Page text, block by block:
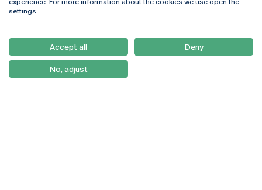
+351 226 196 240
Como Chegar
Newsletter
experience. For more information about the cookies we use open the
settings.
Accept all Deny
No, adjust